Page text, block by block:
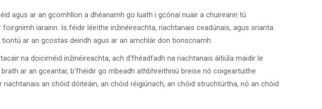
agus ar an gcomhlíon a dhéanamh go luath i gcónaí nuair a chuireann tú
iarainn. Is féidir léirithe inžinéireachta, riachtanais ceadúnais, agus srianta
ar an gcostas deiridh agus ar an amchlár don tionscnamh.
na doiciméid inžinéireachta, ach d’fhéadfadh na riachtanais áitiúla maidir le
ar an gceantar, b’fhéidir go mbeadh athbhreithniú breise nó coigeartuithe
an chóid dóiteáin, an chóid réigiúnach, an chóid struchtúrtha, nó an chóid